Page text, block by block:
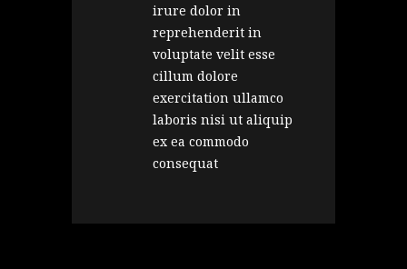
irure dolor in
reprehenderit in
voluptate velit esse
cillum dolore
exercitation ullamco
laboris nisi ut aliquip
ex ea commodo
consequat